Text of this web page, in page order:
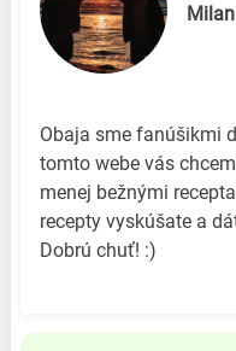
Obaja sme fanúšikmi
tomto webe vás
menej bežnými
recepty vyskúšate a
Dobrú chuť! :)